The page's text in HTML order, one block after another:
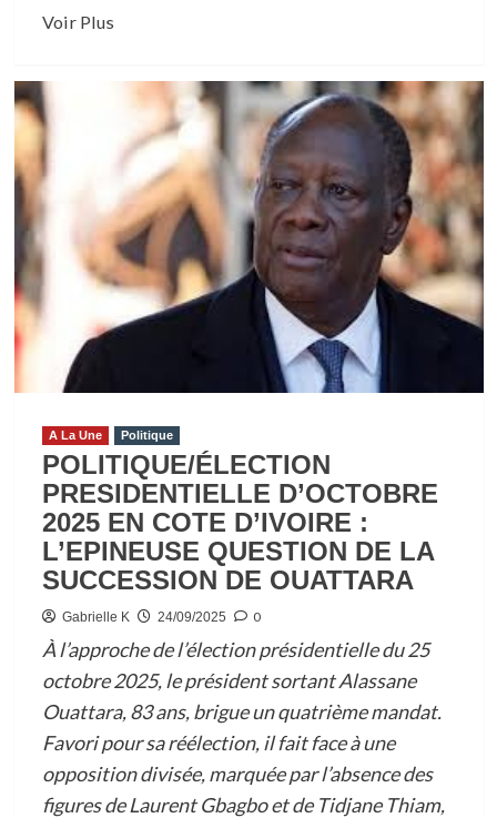
Voir PlusEn
plus
sur
ELECTION
PRESIDENTIELLE
EN
COTE
D’IVOIRE/FINANCEMENT
DE
LA
CAMPAGNE
ET
HENRIETTE
LAGOU
CHERCHENT
DES
FONDS
A La Une Politique
POLITIQUE/ÉLECTION
PRESIDENTIELLE D’OCTOBRE
2025 EN COTE D’IVOIRE :
L’EPINEUSE QUESTION DE LA
SUCCESSION DE OUATTARA
Gabrielle K 24/09/2025 0
À l’approche de l’élection présidentielle du 25
octobre 2025, le président sortant Alassane
Ouattara, 83 ans, brigue un quatrième mandat.
Favori pour sa réélection, il fait face à une
opposition divisée, marquée par l’absence des
figures de Laurent Gbagbo et de Tidjane Thiam,